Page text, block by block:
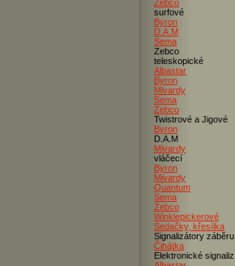
Zebco
surfové
Byron
D.A.M
Sema
Zebco
teleskopické
Albastar
Byron
Mivardy
Sema
Zebco
Twistrové a Jigové
Byron
D.A.M
Mivardy
vláčecí
Byron
Mivardy
Quantum
Sema
Zebco
Winklepickerové
Sedačky, křesílka
Signalizátory záběru
Čihátka
Elektronické signaliz.